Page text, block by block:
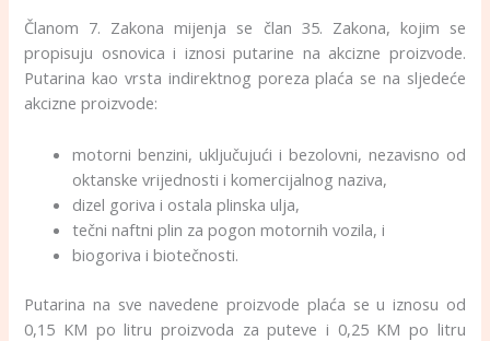
Članom 7. Zakona mijenja se član 35. Zakona, kojim se
propisuju osnovica i iznosi putarine na akcizne proizvode.
Putarina kao vrsta indirektnog poreza plaća se na sljedeće
akcizne proizvode:
motorni benzini, uključujući i bezolovni, nezavisno od
oktanske vrijednosti i komercijalnog naziva,
dizel goriva i ostala plinska ulja,
tečni naftni plin za pogon motornih vozila, i
biogoriva i biotečnosti.
Putarina na sve navedene proizvode plaća se u iznosu od
0,15 KM po litru proizvoda za puteve i 0,25 KM po litru